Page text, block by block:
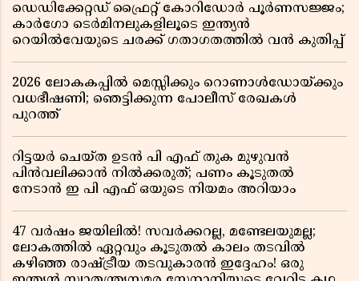
ഡെഡിക്കേറ്റഡ് ഫ്രൈറ്റ് കോറിഡോർ പൂർണസജ്ജം;
കാർഗോ ടെർമിനലുകളിലൂടെ ഇന്ത്യൻ
റെയിൽവേയുടെ ചരക്ക് ഗതാഗതത്തിൽ വൻ കുതിപ്പ്
2026 ലോകകപ്പിൽ മെസ്സിക്കും റൊണാൾഡോയ്ക്കും
വധഭീഷണി; ഞെട്ടിക്കുന്ന പോലീസ് രേഖകൾ
പുറത്ത്
റിട്ടയർ ചെയ്ത ഉടൻ പി എഫ് തുക മുഴുവൻ
പിൻവലിക്കാൻ നിൽക്കരുത്; പണം കൂടുതൽ
നേടാൻ ഇ പി എഫ് ഒയുടെ നിയമം അറിയാം
47 വർഷം ജയിലിൽ! സവർക്കറല്ല, മണ്ടേലയുമല്ല;
ലോകത്തിൽ ഏറ്റവും കൂടുതൽ കാലം തടവിൽ
കഴിഞ്ഞ രാഷ്ട്രീയ തടവുകാരൻ ഇദ്ദേഹം! ഒരു